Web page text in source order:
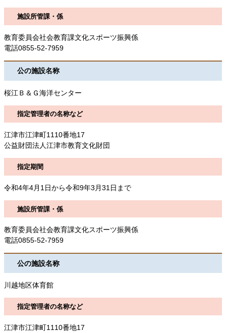
施設所管課・係
教育委員会社会教育課文化スポーツ振興係
電話0855-52-7959
公の施設名称
桜江Ｂ＆Ｇ海洋センター
指定管理者の名称など
江津市江津町1110番地17
公益財団法人江津市教育文化財団
指定期間
令和4年4月1日から令和9年3月31日まで
施設所管課・係
教育委員会社会教育課文化スポーツ振興係
電話0855-52-7959
公の施設名称
川越地区体育館
指定管理者の名称など
江津市江津町1110番地17